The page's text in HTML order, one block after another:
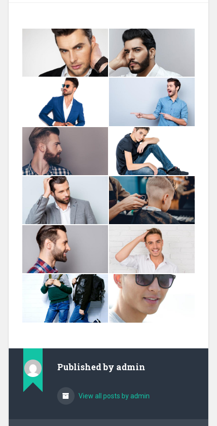
Published by admin
View all posts by admin